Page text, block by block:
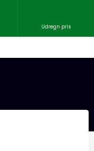
Udregn pris